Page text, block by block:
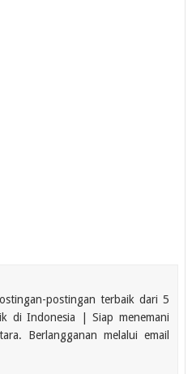
postingan terbaik dari 5
di Indonesia | Siap menemani
Berlangganan melalui email